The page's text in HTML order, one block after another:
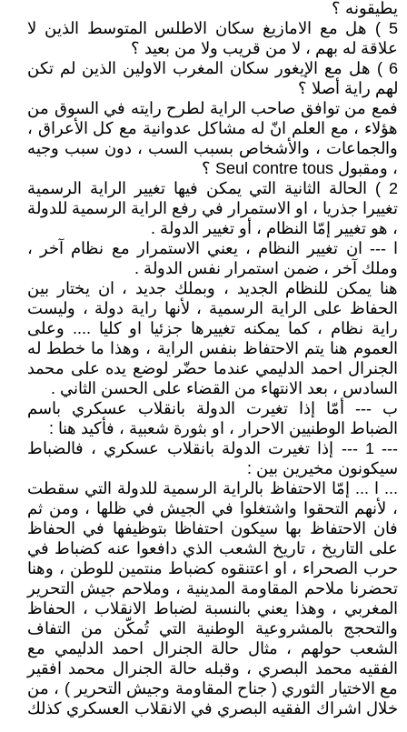
يطيقونه ؟
5 ) هل مع الامازيغ سكان الاطلس المتوسط الذين لا
علاقة له بهم ، لا من قريب ولا من بعيد ؟
6 ) هل مع الإيغور سكان المغرب الاولين الذين لم تكن
لهم راية أصلا ؟
فمع من توافق صاحب الراية لطرح رايته في السوق من
هؤلاء ، مع العلم انّ له مشاكل عدوانية مع كل الأعراق ،
والجماعات ، والأشخاص بسبب السب ، دون سبب وجيه
، ومقبول Seul contre tous ؟
2 ) الحالة الثانية التي يمكن فيها تغيير الراية الرسمية
تغييرا جذريا ، او الاستمرار في رفع الراية الرسمية للدولة
، هو تغيير إمّا النظام ، أو تغيير الدولة .
ا --- ان تغيير النظام ، يعني الاستمرار مع نظام آخر ،
وملك آخر ، ضمن استمرار نفس الدولة .
هنا يمكن للنظام الجديد ، وبملك جديد ، ان يختار بين
الحفاظ على الراية الرسمية ، لأنها راية دولة ، وليست
راية نظام ، كما يمكنه تغييرها جزئيا او كليا .... وعلى
العموم هنا يتم الاحتفاظ بنفس الراية ، وهذا ما خطط له
الجنرال احمد الدليمي عندما حضّر لوضع يده على محمد
السادس ، بعد الانتهاء من القضاء على الحسن الثاني .
ب --- أمّا إذا تغيرت الدولة بانقلاب عسكري باسم
الضباط الوطنيين الاحرار ، او بثورة شعبية ، فأكيد هنا :
--- 1 --- إذا تغيرت الدولة بانقلاب عسكري ، فالضباط
سيكونون مخيرين بين :
... ا ... إمّا الاحتفاظ بالراية الرسمية للدولة التي سقطت
، لأنهم التحقوا واشتغلوا في الجيش في ظلها ، ومن ثم
فان الاحتفاظ بها سيكون احتفاظا بتوظيفها في الحفاظ
على التاريخ ، تاريخ الشعب الذي دافعوا عنه كضباط في
حرب الصحراء ، او اعتنقوه كضباط منتمين للوطن ، وهنا
تحضرنا ملاحم المقاومة المدينية ، وملاحم جيش التحرير
المغربي ، وهذا يعني بالنسبة لضباط الانقلاب ، الحفاظ
والتحجج بالمشروعية الوطنية التي تُمكّن من التفاف
الشعب حولهم ، مثال حالة الجنرال احمد الدليمي مع
الفقيه محمد البصري ، وقبله حالة الجنرال محمد افقير
مع الاختيار الثوري ( جناح المقاومة وجيش التحرير ) ، من
خلال اشراك الفقيه البصري في الانقلاب العسكري كذلك